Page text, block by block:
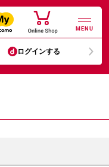
MENU
ログインする